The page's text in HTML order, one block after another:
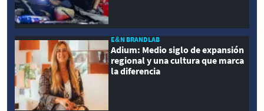
E&N BRANDLAB
Adium: Medio siglo de expansión
regional y una cultura que marca
la diferencia